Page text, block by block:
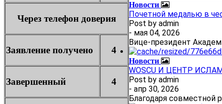
Через телефон доверия
Заявление получено 4
Завершенный 4
Новости
Почетной медалью в
Post by admin
- мая 04, 2026
Вице-президент
Новости
WOSCU И ЦЕНТР
Post by admin
- апр 30, 2026
Благодаря совместной